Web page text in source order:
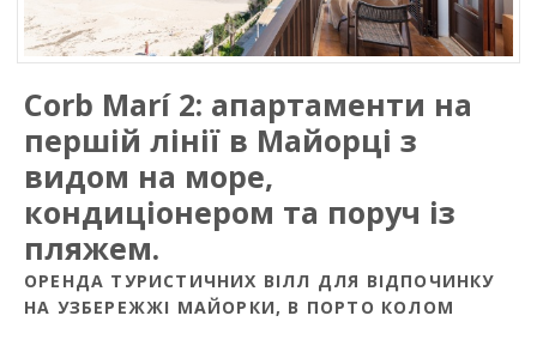
Corb Marí 2: апартаменти на
першій лінії в Майорці з
видом на море,
кондиціонером та поруч із
пляжем.
ОРЕНДА ТУРИСТИЧНИХ ВІЛЛ ДЛЯ ВІДПОЧИНКУ
НА УЗБЕРЕЖЖІ МАЙОРКИ, В ПОРТО КОЛОМ